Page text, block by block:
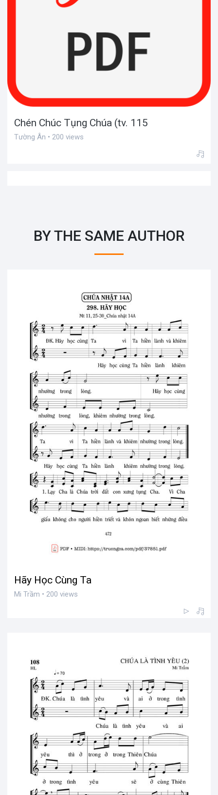
Chén Chúc Tụng Chúa (tv. 115
Tường Ân • 200 views
BY THE SAME AUTHOR
Hãy Học Cùng Ta
Mi Trầm • 200 views